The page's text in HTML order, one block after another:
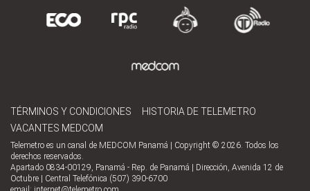
TÉRMINOS Y CONDICIONES
HISTORIA DE TELEMETRO
VACANTES MEDCOM
Telemetro es un canal de MEDCOM Panamá | Copyright © 2026. Todos los
derechos reservados.
Apartado 0834-00129, Panamá - Rep. de Panamá | Dirección, Avenida 12 de
Octubre | Central Telefónica (507) 390-6700